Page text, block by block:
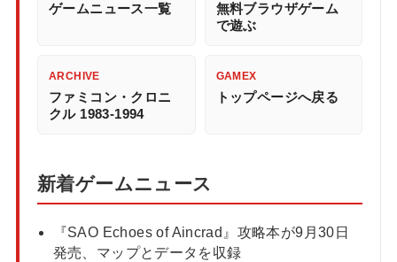
ゲームニュース一覧
無料ブラウザゲーム
で遊ぶ
ARCHIVE
ファミコン・クロニ
クル 1983-1994
GAMEX
トップページへ戻る
新着ゲームニュース
『SAO Echoes of Aincrad』攻略本が9月30日
発売、マップとデータを収録